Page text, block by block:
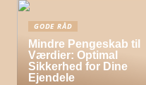
GODE RÅD
Mindre Pengeskab til
Værdier: Optimal
Sikkerhed for Dine
Ejendele